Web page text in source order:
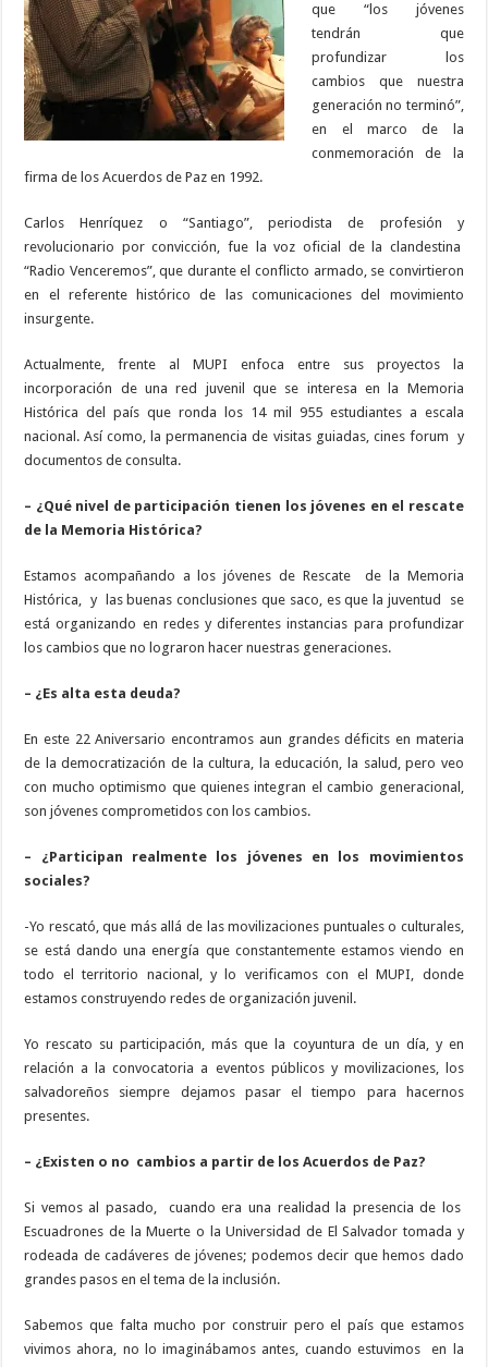
que “los jóvenes
tendrán que
profundizar los
cambios que nuestra
generación no terminó”,
en el marco de la
conmemoración de la
firma de los Acuerdos de Paz en 1992.
Carlos Henríquez o “Santiago”, periodista de profesión y
revolucionario por convicción, fue la voz oficial de la clandestina
“Radio Venceremos”, que durante el conflicto armado, se convirtieron
en el referente histórico de las comunicaciones del movimiento
insurgente.
Actualmente, frente al MUPI enfoca entre sus proyectos la
incorporación de una red juvenil que se interesa en la Memoria
Histórica del país que ronda los 14 mil 955 estudiantes a escala
nacional. Así como, la permanencia de visitas guiadas, cines forum y
documentos de consulta.
– ¿Qué nivel de participación tienen los jóvenes en el rescate
de la Memoria Histórica?
Estamos acompañando a los jóvenes de Rescate de la Memoria
Histórica, y las buenas conclusiones que saco, es que la juventud se
está organizando en redes y diferentes instancias para profundizar
los cambios que no lograron hacer nuestras generaciones.
– ¿Es alta esta deuda?
En este 22 Aniversario encontramos aun grandes déficits en materia
de la democratización de la cultura, la educación, la salud, pero veo
con mucho optimismo que quienes integran el cambio generacional,
son jóvenes comprometidos con los cambios.
– ¿Participan realmente los jóvenes en los movimientos
sociales?
-Yo rescató, que más allá de las movilizaciones puntuales o culturales,
se está dando una energía que constantemente estamos viendo en
todo el territorio nacional, y lo verificamos con el MUPI, donde
estamos construyendo redes de organización juvenil.
Yo rescato su participación, más que la coyuntura de un día, y en
relación a la convocatoria a eventos públicos y movilizaciones, los
salvadoreños siempre dejamos pasar el tiempo para hacernos
presentes.
– ¿Existen o no cambios a partir de los Acuerdos de Paz?
Si vemos al pasado, cuando era una realidad la presencia de los
Escuadrones de la Muerte o la Universidad de El Salvador tomada y
rodeada de cadáveres de jóvenes; podemos decir que hemos dado
grandes pasos en el tema de la inclusión.
Sabemos que falta mucho por construir pero el país que estamos
vivimos ahora, no lo imaginábamos antes, cuando estuvimos en la